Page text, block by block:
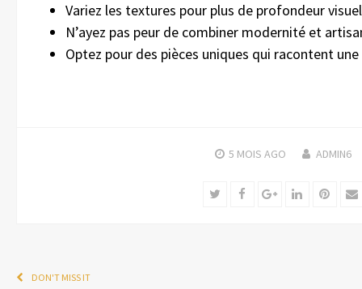
Variez les textures pour plus de profondeur
N’ayez pas peur de combiner modernité et
Optez pour des pièces uniques qui racontent
5 MOIS AGO ADMIN6
TwitterFacebookGoogle+LinkedIn
DON'T MISS IT